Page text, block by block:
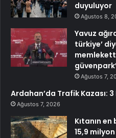
duyuluyor
Ağustos 8,
Yavuz
türkiye’
Ağustos 7,
Ardahan’da Trafik Kazası:
Ağustos 7, 2026
Kıtanın
15,9